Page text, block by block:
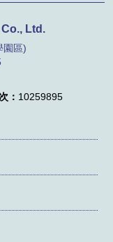
Ltd.
園區)
： 10259895